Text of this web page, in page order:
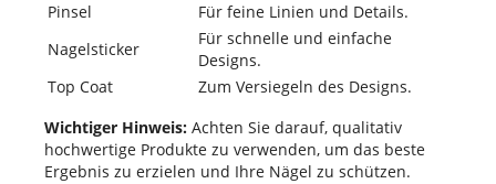
Pinsel
Für feine Linien und Details.
Nagelsticker
Für schnelle und einfache
Designs.
Top Coat
Zum Versiegeln des Designs.
Wichtiger Hinweis: Achten Sie darauf, qualitativ
hochwertige Produkte zu verwenden, um das beste
Ergebnis zu erzielen und Ihre Nägel zu schützen.